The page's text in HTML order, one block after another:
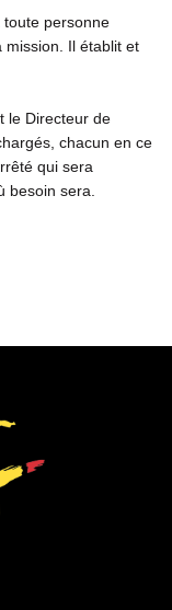
toute personne
mission. Il établit et
le Directeur de
chacun en ce
qui sera
besoin sera.